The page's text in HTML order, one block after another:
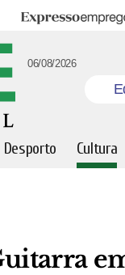
Expresso Emprego
06/08/2026
Desporto Cultura